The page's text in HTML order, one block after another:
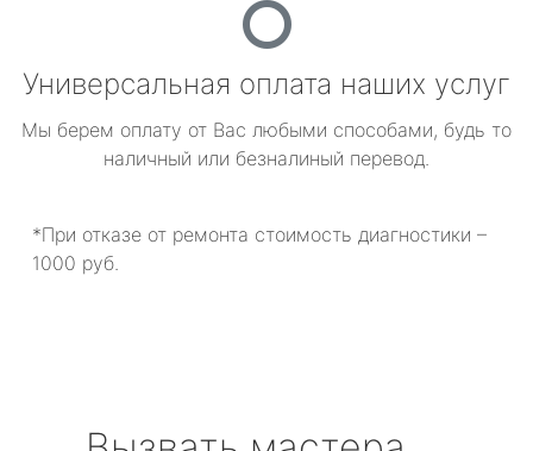
Универсальная оплата наших услуг
Мы берем оплату от Вас любыми способами, будь то
наличный или безналиный перевод.
*При отказе от ремонта стоимость диагностики –
1000 руб.